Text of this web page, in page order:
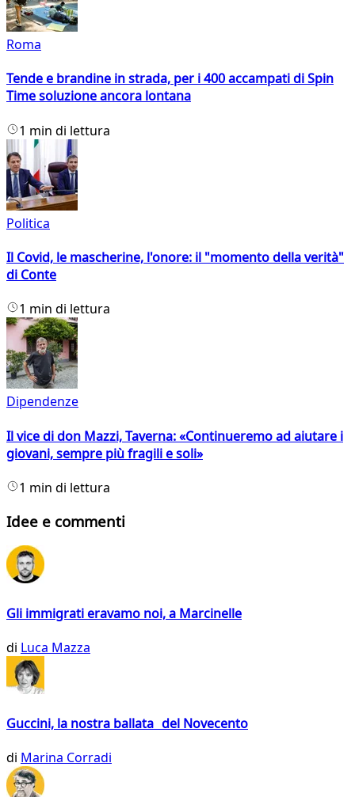
Roma
Tende e brandine in strada, per i 400 accampati di Spin
Time soluzione ancora lontana
1 min di lettura
Politica
Il Covid, le mascherine, l'onore: il "momento della verità"
di Conte
1 min di lettura
Dipendenze
Il vice di don Mazzi, Taverna: «Continueremo ad aiutare i
giovani, sempre più fragili e soli»
1 min di lettura
Idee e commenti
Gli immigrati eravamo noi, a Marcinelle
di Luca Mazza
Guccini, la nostra ballata del Novecento
di Marina Corradi